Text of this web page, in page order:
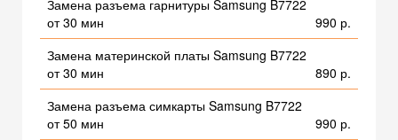
Замена разъема гарнитуры Samsung B7722
от 30 мин
990 р.
Замена материнской платы Samsung B7722
от 30 мин
890 р.
Замена разъема симкарты Samsung B7722
от 50 мин
990 р.